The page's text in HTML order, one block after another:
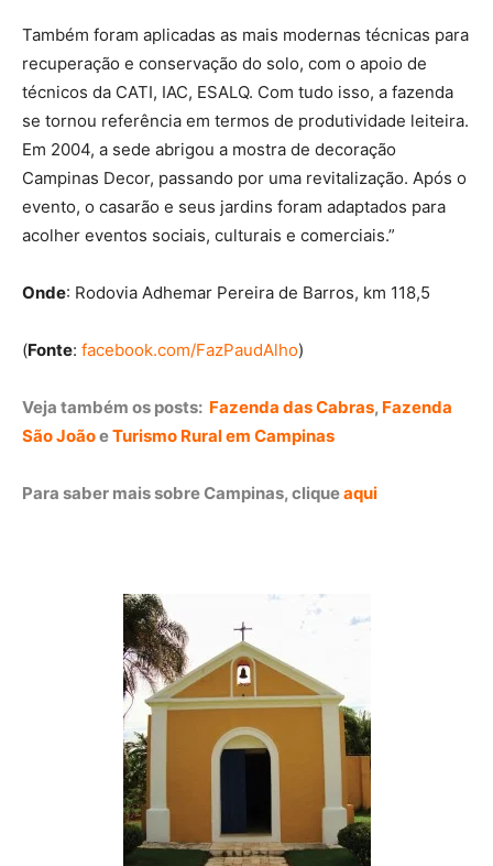
Também foram aplicadas as mais modernas técnicas para
recuperação e conservação do solo, com o apoio de
técnicos da CATI, IAC, ESALQ. Com tudo isso, a fazenda
se tornou referência em termos de produtividade leiteira.
Em 2004, a sede abrigou a mostra de decoração
Campinas Decor, passando por uma revitalização. Após o
evento, o casarão e seus jardins foram adaptados para
acolher eventos sociais, culturais e comerciais.”
Onde: Rodovia Adhemar Pereira de Barros, km 118,5
(Fonte: facebook.com/FazPaudAlho)
Veja também os posts: Fazenda das Cabras, Fazenda
São JoãoeTurismo Rural em Campinas
Para saber mais sobre Campinas, cliqueaqui